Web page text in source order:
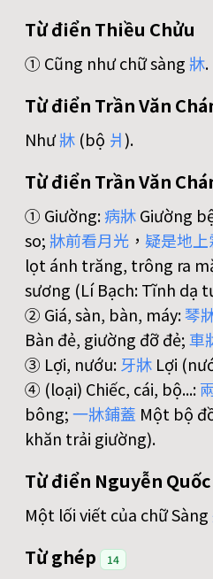
Từ điển Thiều Chửu
① Cũng như chữ sàng牀.
Từ điển Trần Văn
Như牀 (bộ 爿).
Từ điển Trần Văn
① Giường:病牀Giường
so;牀前看月光 ， 疑是地 上
lọt ánh trăng, trông ra
sương (Lí Bạch: Tĩnh dạ
② Giá, sàn, bàn, máy:琴
Bàn đẻ, giường đỡ đẻ;車
③ Lợi, nướu: 牙牀 Lợi
④ (loại) Chiếc, cái, bộ...:
bông;一牀鋪蓋 Một bộ
khăn trải giường).
Từ điển Nguyễn
Một lối viết của chữ Sàng
Từ ghép 14